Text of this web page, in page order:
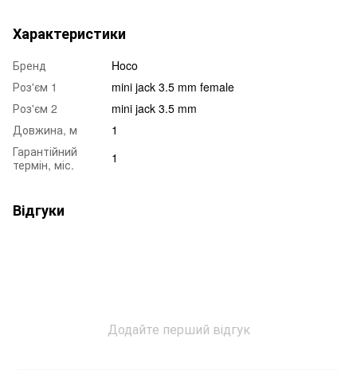
Характеристики
Бренд
Hoco
Роз'єм 1
mini jack 3.5 mm female
Роз'єм 2
mini jack 3.5 mm
Довжина, м
1
Гарантійний
термін, міс.
1
Відгуки
Додайте перший відгук